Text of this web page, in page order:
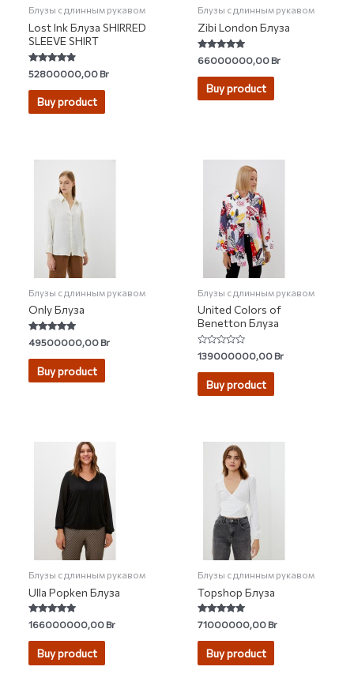
Блузы с длинным рукавом
Lost Ink Блуза SHIRRED
SLEEVE SHIRT
Rated
4.61
out of 5
52800000,00Br
Buy product
Блузы с длинным рукавом
Zibi London Блуза
Rated
5.00
out of 5
66000000,00Br
Buy product
Блузы с длинным рукавом
Only Блуза
Rated
5.00
out of 5
49500000,00Br
Buy product
Блузы с длинным рукавом
United Colors of
Benetton Блуза
Rated
0
out
139000000,00Br
Buy product
Блузы с длинным рукавом
Ulla Popken Блуза
Rated
4.82
out of 5
166000000,00Br
Buy product
Блузы с длинным рукавом
Topshop Блуза
Rated
4.75
out of 5
71000000,00Br
Buy product